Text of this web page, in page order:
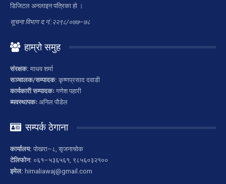
डिजिटल अनलाइन पत्रिका हो ।
सूचना विभाग द.नं.:२२९८/०७७–७८
हाम्रो समुह
संरक्षक: माधव शर्मा
सञ्चालक/सम्पादक: कृष्णप्रसाद दवाडी
कार्यकारी सम्पादकः गणेश पहारी
ब्यवस्थापकः अनिल पौडेल
सम्पर्क ठेगाना
कार्यालय: पोखरा–८, सृजनाचोक
टेलिफोन: ०६१–५३६५६१, ९८५६०३२१००
इमेल: himaliawaj@gmail.com